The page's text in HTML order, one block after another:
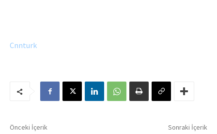
Cnnturk
Önceki İçerik Sonraki İçerik